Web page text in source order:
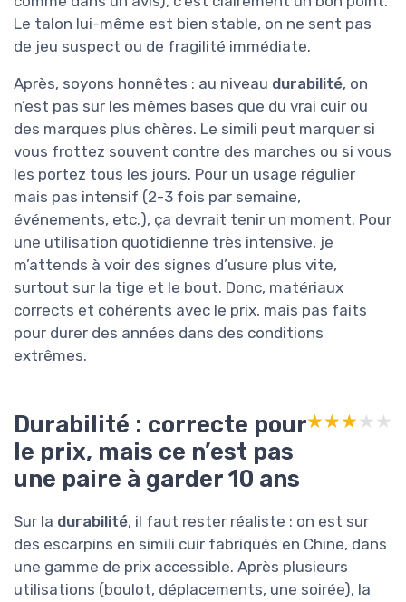
Le talon lui-même est bien stable, on ne sent pas
de jeu suspect ou de fragilité immédiate.
Après, soyons honnêtes : au niveau durabilité, on
n’est pas sur les mêmes bases que du vrai cuir ou
des marques plus chères. Le simili peut marquer si
vous frottez souvent contre des marches ou si vous
les portez tous les jours. Pour un usage régulier
mais pas intensif (2-3 fois par semaine,
événements, etc.), ça devrait tenir un moment. Pour
une utilisation quotidienne très intensive, je
m’attends à voir des signes d’usure plus vite,
surtout sur la tige et le bout. Donc, matériaux
corrects et cohérents avec le prix, mais pas faits
pour durer des années dans des conditions
extrêmes.
Durabilité : correcte pour
le prix, mais ce n’est pas
une paire à garder 10 ans
★★★★★
★★★★★
Sur la durabilité, il faut rester réaliste : on est sur
des escarpins en simili cuir fabriqués en Chine, dans
une gamme de prix accessible. Après plusieurs
utilisations (boulot, déplacements, une soirée), la